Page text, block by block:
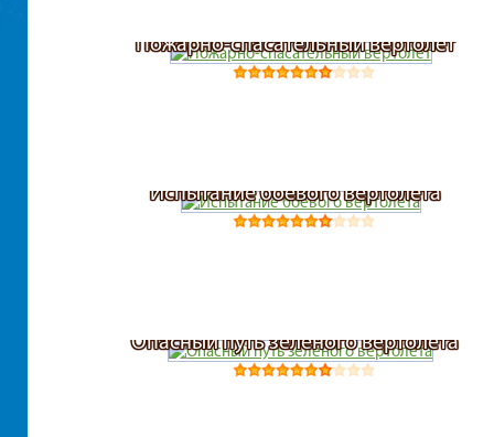
Пожарно-спасательный вертолет
Испытание боевого вертолета
Опасный путь зеленого вертолета